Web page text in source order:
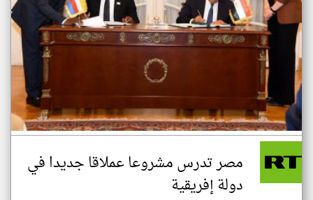
مصر تدرس مشروعا عملاقا جديدا في
دولة إفريقية